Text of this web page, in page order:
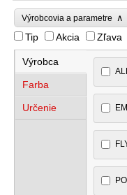
Výrobcovia a parametre ∧
Tip
Akcia Zľava
Výrobca
Farba
Určenie